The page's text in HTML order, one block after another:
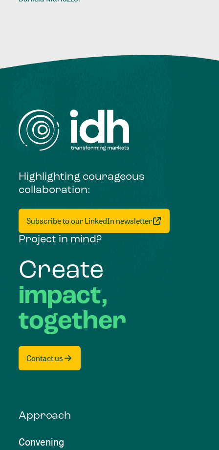
Highlighting courageous
collaboration:
Subscribe to our LinkedIn newsletter
Project in mind?
Create
impact,
together
Contact us
Approach
Convening